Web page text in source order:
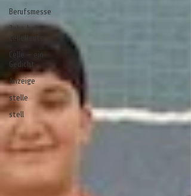
Berufsmesse
Jobs bei
CelleHeute
Celle - ein
Gedicht
Anzeige
stelle
stell